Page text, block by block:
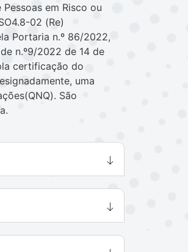
em Risco ou
02 (Re)
Portaria n.º 86/2022,
n.º9/2022 de 14 de
certificação do
uma
São